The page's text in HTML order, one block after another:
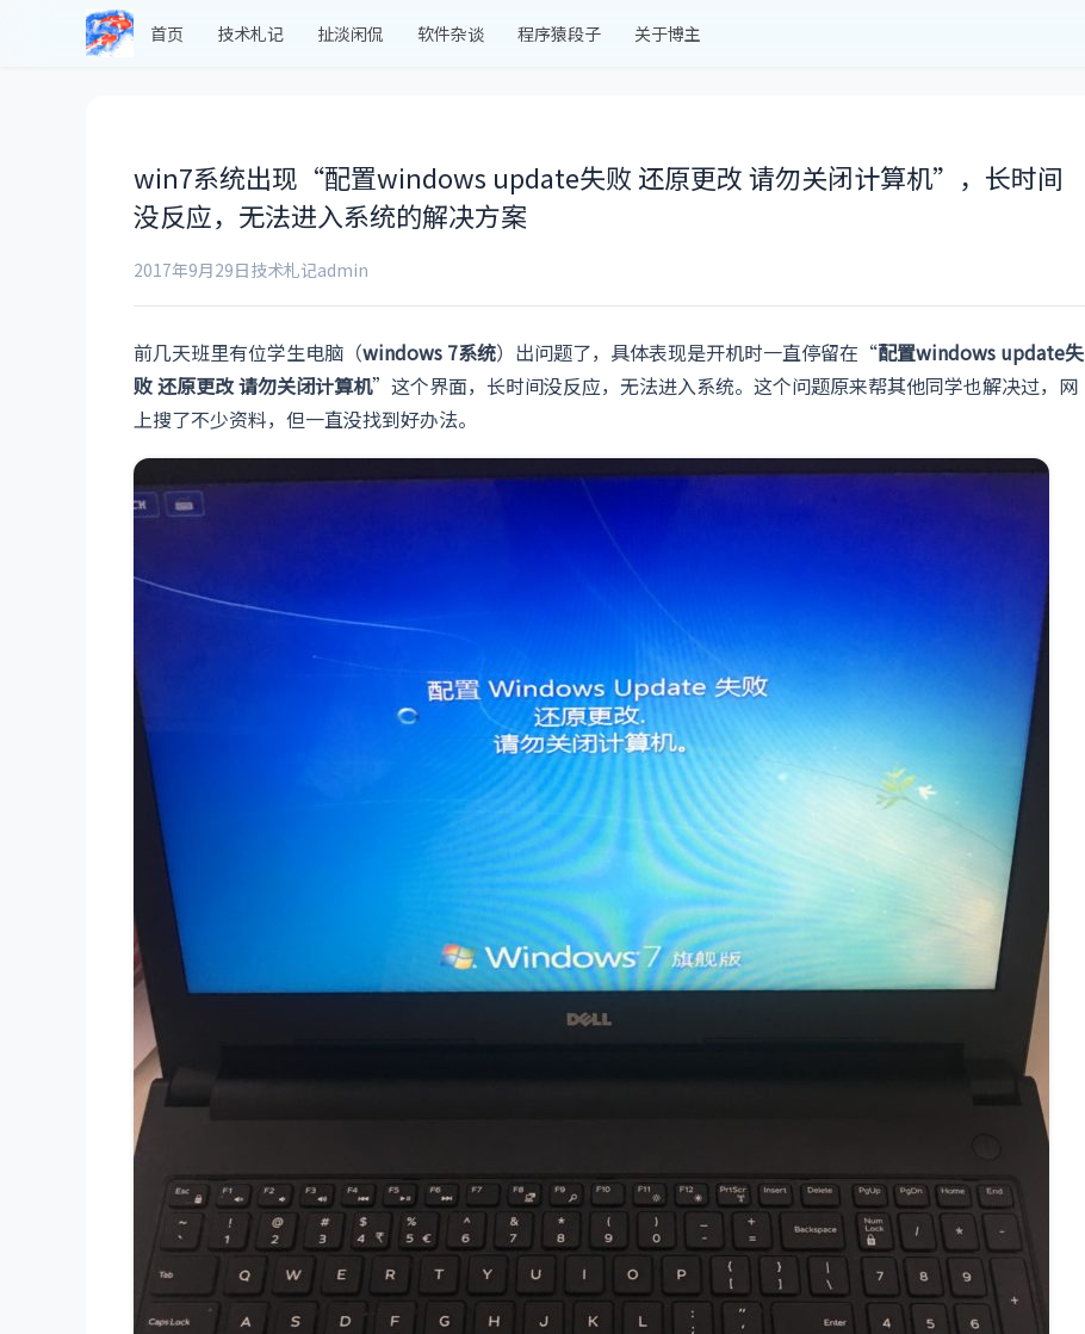
首页 技术札记 扯淡闲侃 软件杂谈 程序猿段子 关于博主
win7系统出现“配置windows update失败 还原更改 请勿关闭计算机”，长时间
没反应，无法进入系统的解决方案
2017年9月29日技术札记admin
前几天班里有位学生电脑（windows 7系统）出问题了，具体表现是开机时一直停留在“配置windows update失
败 还原更改 请勿关闭计算机”这个界面，长时间没反应，无法进入系统。这个问题原来帮其他同学也解决过，网
上搜了不少资料，但一直没找到好办法。